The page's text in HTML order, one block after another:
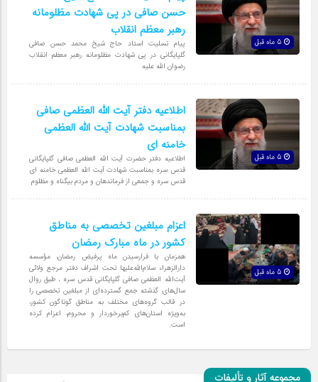
حسن صافی در پی شهادت مظلومانه
رهبر معظم انقلاب
پیام تسلیت استاد حاج شیخ محمد حسن صافی
گلپایگانی در پی شهادت مظلومانه رهبر معظم انقلاب
رضوان الله علیه
اطلاعیه دفتر آیت الله العظمی صافی
بمناسبت شهادت آیت الله العظمی
خامنه ای
اطلاعیه دفتر حضرت آیت الله العظمی صافی گلپایگانی
قدس سره بمناسبت شهادت آیت الله العظمی خامنه ای
قدس سره و جمعی از فرماندهان و مردم بیگناه و مظلوم
اعزام مبلغین تخصصی به مناطق
کشور در ماه مبارک رمضان
همزمان با فرارسیدن ماه پرفیض رمضان، مؤسسه
دارالزهراء سلام‌الله‌علیها تحت اشراف دفتر مرجع ولائی
آیت‌الله العظمی صافی گلپایگانی قدس سره ، طبق روال
سال‌های گذشته جمع گسترده‌ای از مبلغین تخصصی را
در قالب گروه‌های مختلف به مناطق گوناگون کشور،
به‌ویژه استان‌های کم‌برخوردار و محروم، اعزام کرده
است.
مجموعه آثار و تألیفات